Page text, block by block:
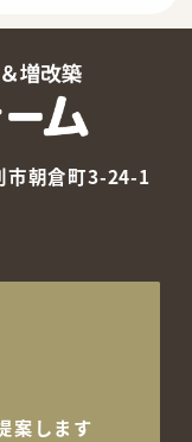
市朝倉町3-24-1
案します